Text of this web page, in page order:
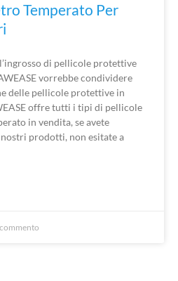
Temperato Per
di pellicole protettive
vorrebbe condividere
delle pellicole protettive in
offre tutti i tipi di pellicole
in vendita, se avete
prodotti, non esitate a